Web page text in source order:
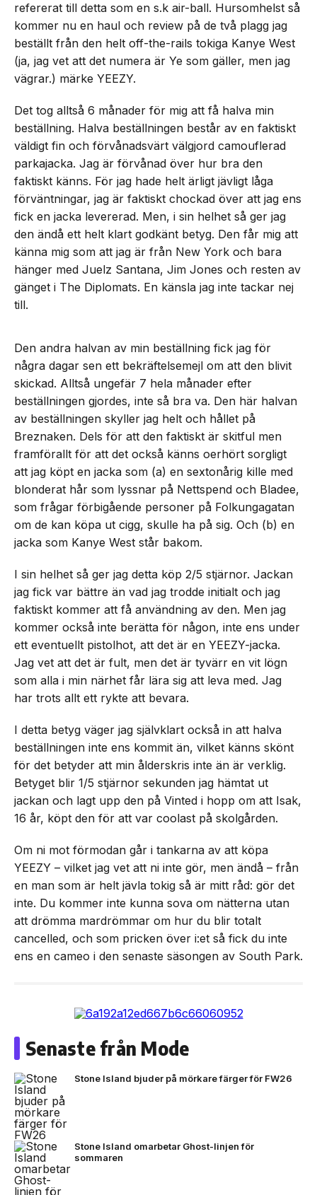
refererat till detta som en s.k air-ball. Hursomhelst så
kommer nu en haul och review på de två plagg jag
beställt från den helt off-the-rails tokiga Kanye West
(ja, jag vet att det numera är Ye som gäller, men jag
vägrar.) märke YEEZY.
Det tog alltså 6 månader för mig att få halva min
beställning. Halva beställningen består av en faktiskt
väldigt fin och förvånadsvärt välgjord camouflerad
parkajacka. Jag är förvånad över hur bra den
faktiskt känns. För jag hade helt ärligt jävligt låga
förväntningar, jag är faktiskt chockad över att jag ens
fick en jacka levererad. Men, i sin helhet så ger jag
den ändå ett helt klart godkänt betyg. Den får mig att
känna mig som att jag är från New York och bara
hänger med Juelz Santana, Jim Jones och resten av
gänget i The Diplomats. En känsla jag inte tackar nej
till.
Den andra halvan av min beställning fick jag för
några dagar sen ett bekräftelsemejl om att den blivit
skickad. Alltså ungefär 7 hela månader efter
beställningen gjordes, inte så bra va. Den här halvan
av beställningen skyller jag helt och hållet på
Breznaken. Dels för att den faktiskt är skitful men
framförallt för att det också känns oerhört sorgligt
att jag köpt en jacka som (a) en sextonårig kille med
blonderat hår som lyssnar på Nettspend och Bladee,
som frågar förbigående personer på Folkungagatan
om de kan köpa ut cigg, skulle ha på sig. Och (b) en
jacka som Kanye West står bakom.
I sin helhet så ger jag detta köp 2/5 stjärnor. Jackan
jag fick var bättre än vad jag trodde initialt och jag
faktiskt kommer att få användning av den. Men jag
kommer också inte berätta för någon, inte ens under
ett eventuellt pistolhot, att det är en YEEZY-jacka.
Jag vet att det är fult, men det är tyvärr en vit lögn
som alla i min närhet får lära sig att leva med. Jag
har trots allt ett rykte att bevara.
I detta betyg väger jag självklart också in att halva
beställningen inte ens kommit än, vilket känns skönt
för det betyder att min ålderskris inte än är verklig.
Betyget blir 1/5 stjärnor sekunden jag hämtat ut
jackan och lagt upp den på Vinted i hopp om att Isak,
16 år, köpt den för att var coolast på skolgården.
Om ni mot förmodan går i tankarna av att köpa
YEEZY – vilket jag vet att ni inte gör, men ändå – från
en man som är helt jävla tokig så är mitt råd: gör det
inte. Du kommer inte kunna sova om nätterna utan
att drömma mardrömmar om hur du blir totalt
cancelled, och som pricken över i:et så fick du inte
ens en cameo i den senaste säsongen av South Park.
Senaste från Mode
Stone Island bjuder på mörkare färger för FW26
Stone Island omarbetar Ghost-linjen för
sommaren